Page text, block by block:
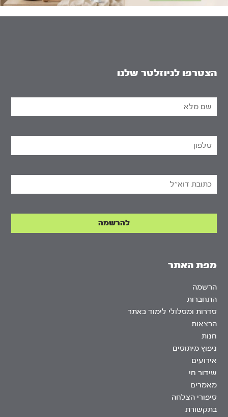
מפת האתר
הרשמה
התחברות
סדרות ומסלולי לימוד באתר
הרצאות
חנות
ניפוץ מיתוסים
אירועים
שידור חי
מאמרים
סיפורי הצלחה
בתקשורת
הצטרפו לניוזלטר שלנו